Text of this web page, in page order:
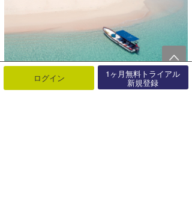
ログイン 1ヶ月無料トライアル
新規登録